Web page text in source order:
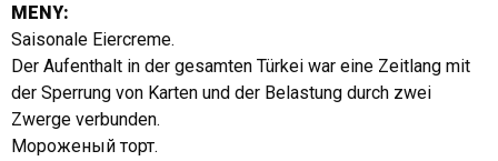
MENY:
Saisonale Eiercreme.
Der Aufenthalt in der gesamten Türkei war eine Zeitlang mit
der Sperrung von Karten und der Belastung durch zwei
Zwerge verbunden.
Мороженый торт.